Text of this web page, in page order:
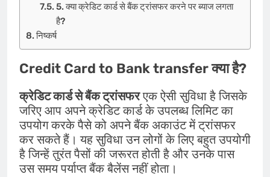
5. क्या क्रेडिट कार्ड से बैंक ट्रांसफर करने पर ब्याज लगता
है?
निष्कर्ष
Credit Card to Bank transfer क्या है?
क्रेडिट कार्ड से बैंक ट्रांसफरएक ऐसी सुविधा है जिसके
जरिए आप अपने क्रेडिट कार्ड के उपलब्ध लिमिट का
उपयोग करके पैसे को अपने बैंक अकाउंट में ट्रांसफर
कर सकते हैं। यह सुविधा उन लोगों के लिए बहुत उपयोगी
है जिन्हें तुरंत पैसों की जरूरत होती है और उनके पास
उस समय पर्याप्त बैंक बैलेंस नहीं होता।